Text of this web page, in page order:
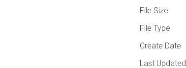
File Size
File Type
Create Date
Last Updated